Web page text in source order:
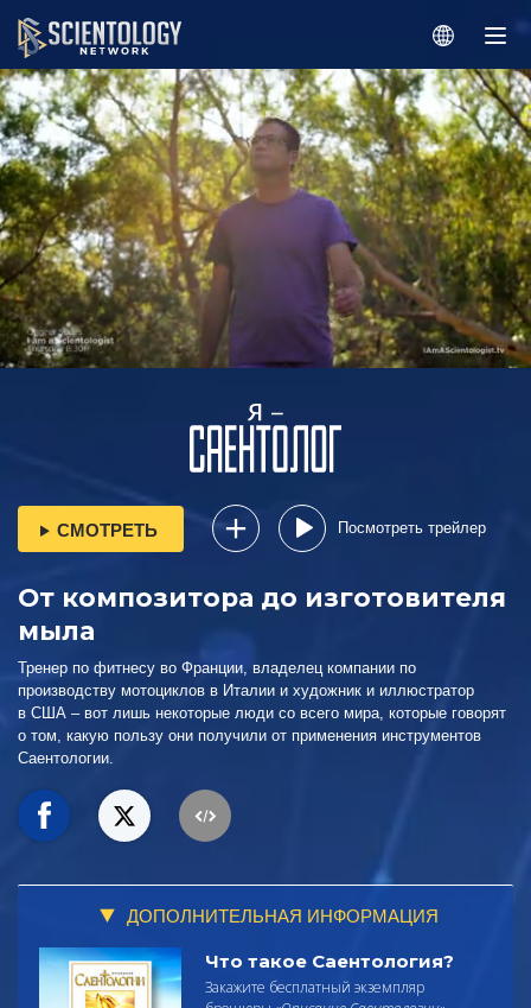
СМОТРЕТЬ Посмотреть трейлер
От композитора до изготовителя
мыла
Тренер по фитнесу во Франции, владелец компании по
производству мотоциклов в Италии и художник и иллюстратор
в США – вот лишь некоторые люди со всего мира, которые говорят
о том, какую пользу они получили от применения инструментов
Саентологии.
ДОПОЛНИТЕЛЬНАЯ ИНФОРМАЦИЯ
Что такое Саентология?
Закажите бесплатный экземпляр